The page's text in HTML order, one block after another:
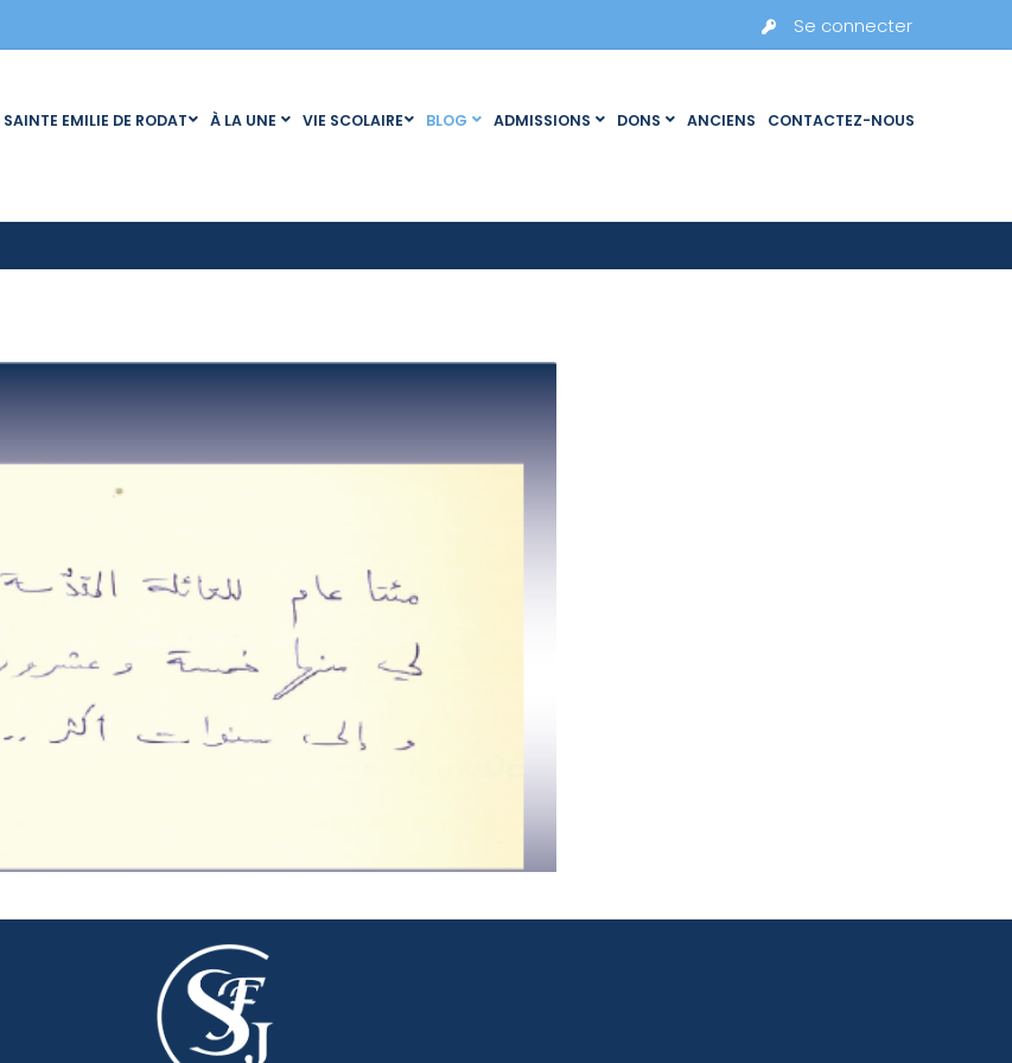
Se connecter
SAINTE EMILIE DE RODAT À LA UNE VIE SCOLAIRE BLOG ADMISSIONS DONS ANCIENS CONTACTEZ-NOUS